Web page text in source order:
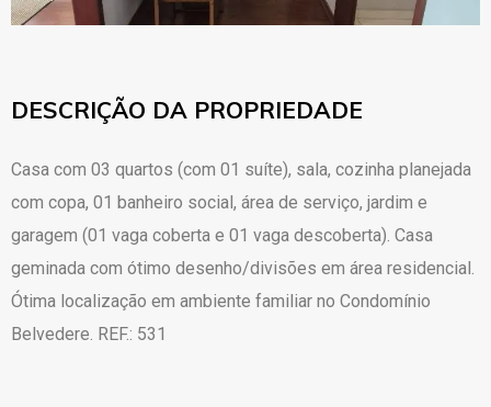
DESCRIÇÃO DA PROPRIEDADE
Casa com 03 quartos (com 01 suíte), sala, cozinha planejada
com copa, 01 banheiro social, área de serviço, jardim e
garagem (01 vaga coberta e 01 vaga descoberta). Casa
geminada com ótimo desenho/divisões em área residencial.
Ótima localização em ambiente familiar no Condomínio
Belvedere. REF.: 531